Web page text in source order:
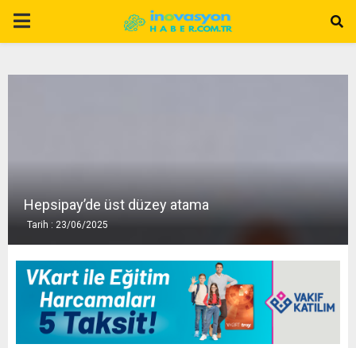
P
Hepsipay’de üst düzey atama
Tarih : 23/06/2025